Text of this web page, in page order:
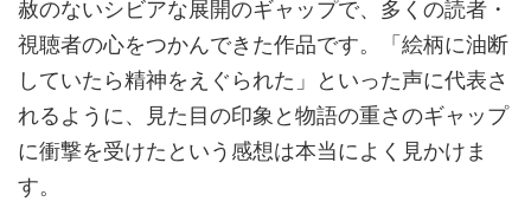
赦のないシビアな展開のギャップで、多くの読者・
視聴者の心をつかんできた作品です。「絵柄に油断
していたら精神をえぐられた」といった声に代表さ
れるように、見た目の印象と物語の重さのギャップ
に衝撃を受けたという感想は本当によく見かけま
す。